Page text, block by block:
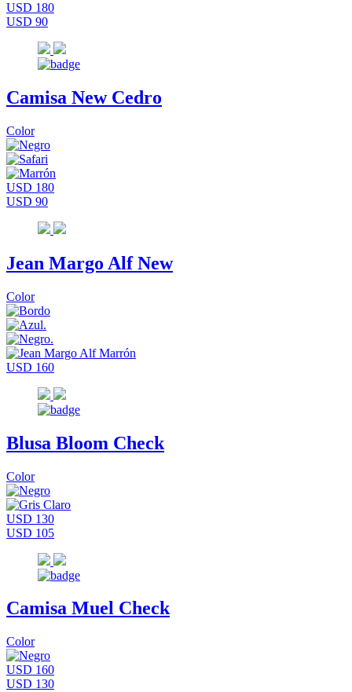
USD 180
USD 90
Camisa New Cedro
Color
USD 180
USD 90
Jean Margo Alf New
Color
USD 160
Blusa Bloom Check
Color
USD 130
USD 105
Camisa Muel Check
Color
USD 160
USD 130